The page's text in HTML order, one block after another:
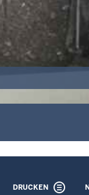
DRUCKEN